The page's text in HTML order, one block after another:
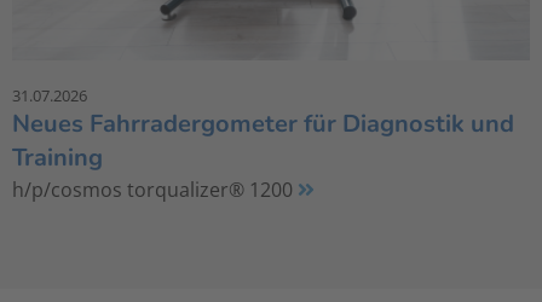
31.07.2026
Neues Fahrradergometer für Diagnostik und
Training
h/p/cosmos torqualizer® 1200